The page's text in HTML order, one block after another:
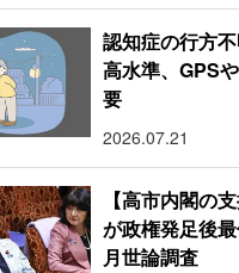
認知症の行方
高水準、GPS
要
2026.07.21
【高市内閣の
が政権発足後
月世論調査